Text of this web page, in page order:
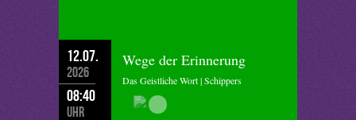
12.07.
2026
08:40
Uhr
Wege der Erinnerung
Das Geistliche Wort | Schippers